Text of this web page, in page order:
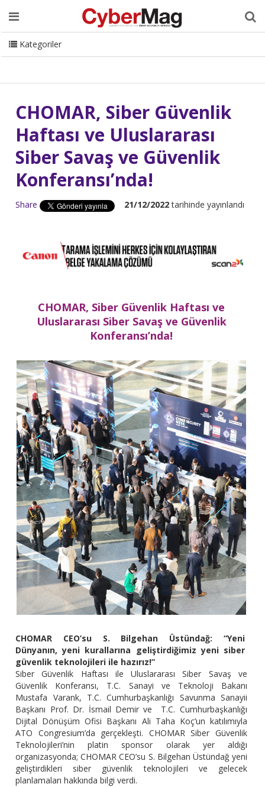
Ana Sayfa Hakkımızda Dergi Editörden
Danışmanlık
ISC Turkey Sizden Gelenler
İletişim
CyberMag Logo
Kategoriler
CHOMAR, Siber Güvenlik
Haftası ve Uluslararası
Siber Savaş ve Güvenlik
Konferansı’nda!
Share 21/12/2022tarihinde yayınlandı
CHOMAR, Siber Güvenlik Haftası ve
Uluslararası Siber Savaş ve Güvenlik
Konferansı’nda!
CHOMAR CEO’su S. Bilgehan Üstündağ: “Yeni
Dünyanın, yeni kurallarına geliştirdiğimiz yeni siber
güvenlik teknolojileri ile hazırız!”
Siber Güvenlik Haftası ile Uluslararası Siber Savaş ve
Güvenlik Konferansı, T.C. Sanayi ve Teknoloji Bakanı
Mustafa Varank, T.C. Cumhurbaşkanlığı Savunma Sanayii
Başkanı Prof. Dr. İsmail Demir ve T.C. Cumhurbaşkanlığı
Dijital Dönüşüm Ofisi Başkanı Ali Taha Koç’un katılımıyla
ATO Congresium’da gerçekleşti. CHOMAR Siber Güvenlik
Teknolojileri’nin platin sponsor olarak yer aldığı
organizasyonda; CHOMAR CEO’su S. Bilgehan Üstündağ yeni
geliştirdikleri siber güvenlik teknolojileri ve gelecek
planlamaları hakkında bilgi verdi.